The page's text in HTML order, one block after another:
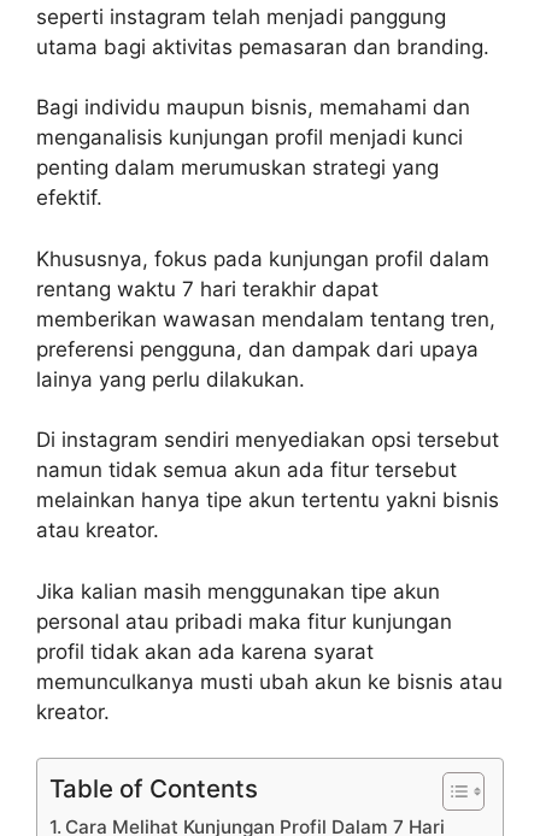
seperti instagram telah menjadi panggung
utama bagi aktivitas pemasaran dan branding.
Bagi individu maupun bisnis, memahami dan
menganalisis kunjungan profil menjadi kunci
penting dalam merumuskan strategi yang
efektif.
Khususnya, fokus pada kunjungan profil dalam
rentang waktu 7 hari terakhir dapat
memberikan wawasan mendalam tentang tren,
preferensi pengguna, dan dampak dari upaya
lainya yang perlu dilakukan.
Di instagram sendiri menyediakan opsi tersebut
namun tidak semua akun ada fitur tersebut
melainkan hanya tipe akun tertentu yakni bisnis
atau kreator.
Jika kalian masih menggunakan tipe akun
personal atau pribadi maka fitur kunjungan
profil tidak akan ada karena syarat
memunculkanya musti ubah akun ke bisnis atau
kreator.
Table of Contents
Cara Melihat Kunjungan Profil Dalam 7 Hari